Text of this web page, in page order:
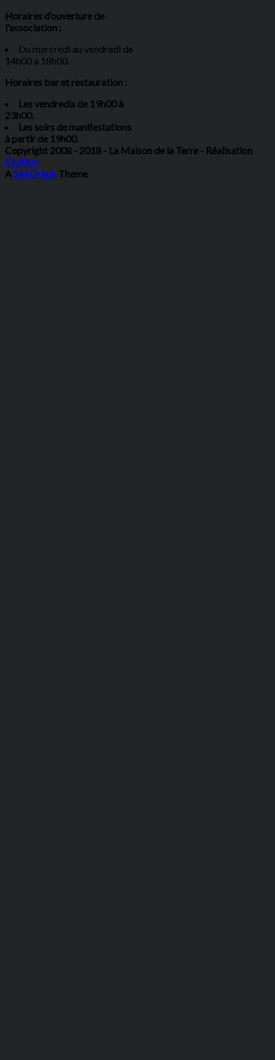
Horaires d’ouverture de
l'association :
Du mercredi au vendredi de
14h00 à 18h00.
Horaires bar et restauration :
Les vendredis de 19h00 à
23h00.
Les soirs de manifestations
à partir de 19h00.
Copyright 2008 - 2018 - La Maison de la Terre - Réalisation
CiviBox
ASiteOrigin Theme